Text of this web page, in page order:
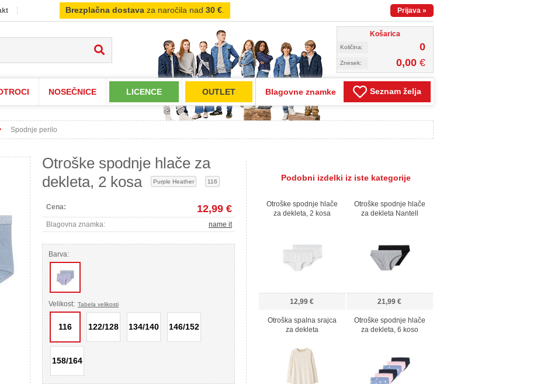
Brezplačna dostava za naročila nad 30 € Prijava »
Košarica
Količina: 0
Znesek: 0,00 €
NOSEČNICE LICENCE OUTLET Blagovne znamke Seznam želja
Spodnje perilo
Otroške spodnje hlače za
dekleta, 2 kosa
Purple Heather 116
Cena: 12,99 €
Blagovna znamka: name it
Barva:
Velikost: Tabela velikosti
116 122/128 134/140 146/152
158/164
Podobni izdelki iz iste kategorije
Otroške spodnje hlače
za dekleta, 2 kosa
12,99 €
Otroške spodnje hlače
za dekleta Nantell
21,99 €
Otroška spalna srajca
za dekleta
Otroške spodnje hlače
za dekleta, 6 koso